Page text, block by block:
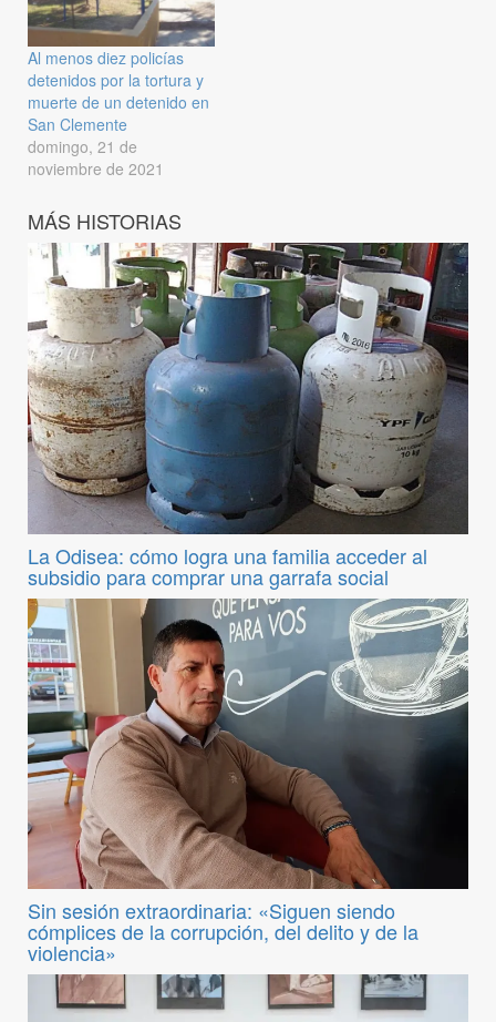
Al menos diez policías
detenidos por la tortura y
muerte de un detenido en
San Clemente
domingo, 21 de
noviembre de 2021
MÁS HISTORIAS
La Odisea: cómo logra una familia acceder al
subsidio para comprar una garrafa social
Sin sesión extraordinaria: «Siguen siendo
cómplices de la corrupción, del delito y de la
violencia»